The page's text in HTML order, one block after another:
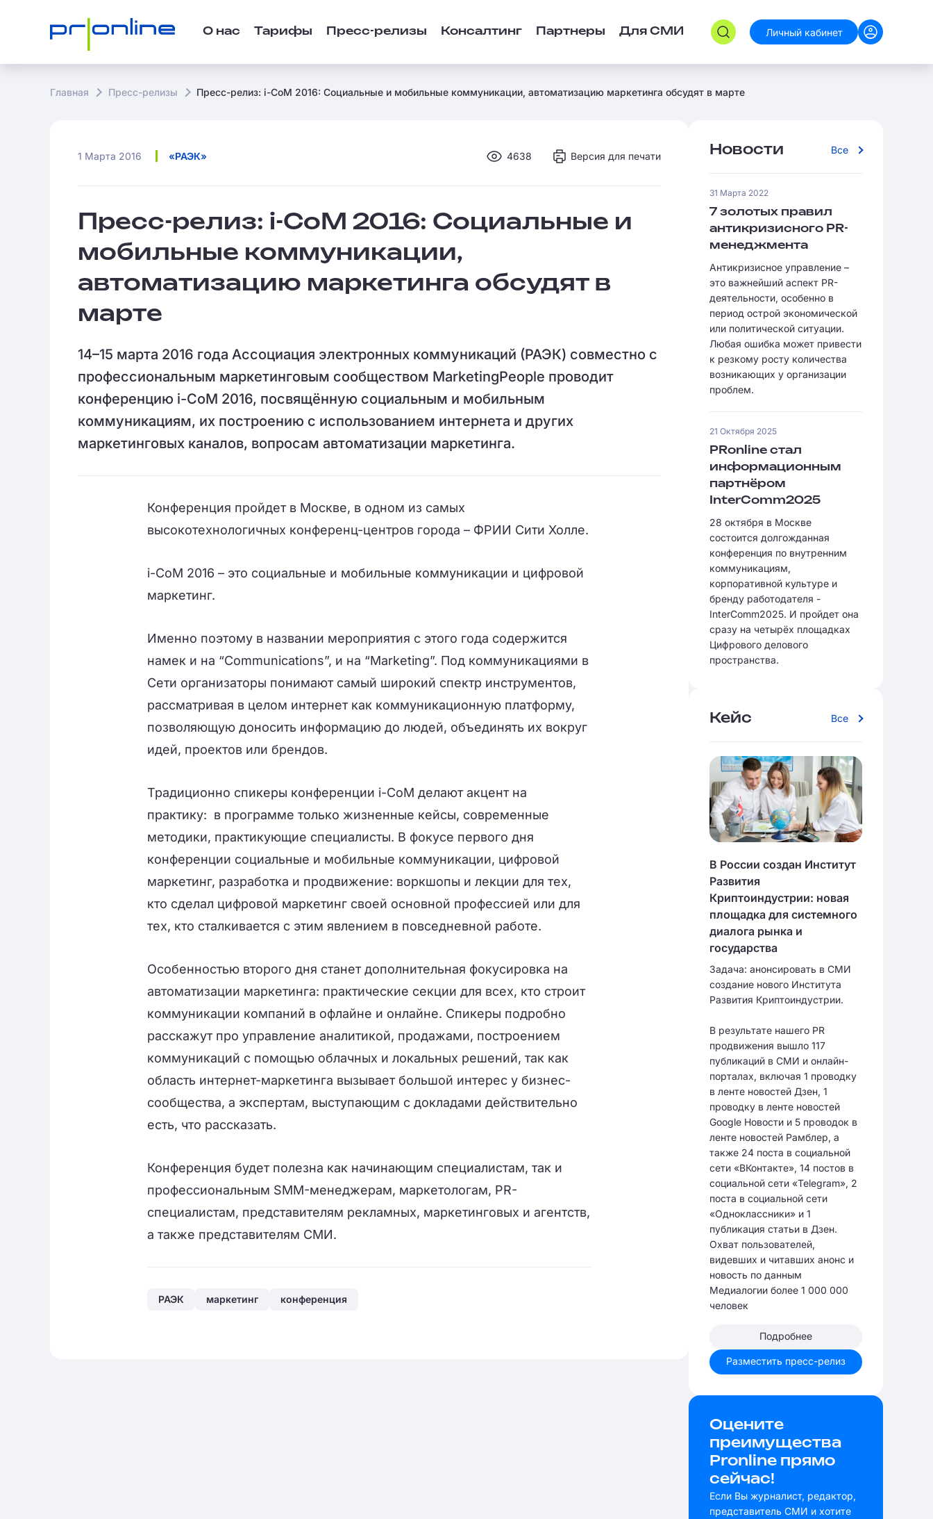
О нас Тарифы Пресс-релизы Консалтинг Партнеры Для СМИ Личный кабинет
Главная Пресс-релизы Пресс-релиз: i-CoM 2016: Социальные и мобильные коммуникации, автоматизацию маркетинга обсудят в марте
1 Марта 2016 «РАЭК» 4638 Версия для печати
Пресс-релиз: i-CoM 2016: Социальные и
мобильные коммуникации,
автоматизацию маркетинга обсудят в
марте
14–15 марта 2016 года Ассоциация электронных коммуникаций (РАЭК) совместно с
профессиональным маркетинговым сообществом MarketingPeople проводит
конференцию i-CoM 2016, посвящённую социальным и мобильным
коммуникациям, их построению с использованием интернета и других
маркетинговых каналов, вопросам автоматизации маркетинга.
Конференция пройдет в Москве, в одном из самых
высокотехнологичных конференц-центров города – ФРИИ Сити Холле.
i-CoM 2016 – это социальные и мобильные коммуникации и цифровой
маркетинг.
Именно поэтому в названии мероприятия с этого года содержится
намек и на “Communications”, и на “Marketing”. Под коммуникациями в
Сети организаторы понимают самый широкий спектр инструментов,
рассматривая в целом интернет как коммуникационную платформу,
позволяющую доносить информацию до людей, объединять их вокруг
идей, проектов или брендов.
Традиционно спикеры конференции i-CoM делают акцент на
практику: в программе только жизненные кейсы, современные
методики, практикующие специалисты. В фокусе первого дня
конференции социальные и мобильные коммуникации, цифровой
маркетинг, разработка и продвижение: воркшопы и лекции для тех,
кто сделал цифровой маркетинг своей основной профессией или для
тех, кто сталкивается с этим явлением в повседневной работе.
Особенностью второго дня станет дополнительная фокусировка на
автоматизации маркетинга: практические секции для всех, кто строит
коммуникации компаний в офлайне и онлайне. Спикеры подробно
расскажут про управление аналитикой, продажами, построением
коммуникаций с помощью облачных и локальных решений, так как
область интернет-маркетинга вызывает большой интерес у бизнес-
сообщества, а экспертам, выступающим с докладами действительно
есть, что рассказать.
Конференция будет полезна как начинающим специалистам, так и
профессиональным SMM-менеджерам, маркетологам, PR-
специалистам, представителям рекламных, маркетинговых и агентств,
а также представителям СМИ.
РАЭК маркетинг конференция
Новости Все
31 Марта 2022
7 золотых правил
антикризисного PR-
менеджмента
Антикризисное управление –
это важнейший аспект PR-
деятельности, особенно в
период острой экономической
или политической ситуации.
Любая ошибка может привести
к резкому росту количества
возникающих у организации
проблем.
21 Октября 2025
PRonline стал
информационным
партнёром
InterComm2025
28 октября в Москве
состоится долгожданная
конференция по внутренним
коммуникациям,
корпоративной культуре и
бренду работодателя -
InterComm2025. И пройдет она
сразу на четырёх площадках
Цифрового делового
пространства.
Кейс Все
В России создан Институт
Развития
Криптоиндустрии: новая
площадка для системного
диалога рынка и
государства
Задача: анонсировать в СМИ
создание нового Института
Развития Криптоиндустрии.
В результате нашего PR
продвижения вышло 117
публикаций в СМИ и онлайн-
порталах, включая 1 проводку
в ленте новостей Дзен, 1
проводку в ленте новостей
Google Новости и 5 проводок в
ленте новостей Рамблер, а
также 24 поста в социальной
сети «ВКонтакте», 14 постов в
социальной сети «Telegram», 2
поста в социальной сети
«Одноклассники» и 1
публикация статьи в Дзен.
Охват пользователей,
видевших и читавших анонс и
новость по данным
Медиалогии более 1 000 000
человек
Подробнее
Разместить пресс-релиз
Оцените
преимущества
Pronline прямо
сейчас!
Если Вы журналист, редактор,
представитель СМИ и хотите